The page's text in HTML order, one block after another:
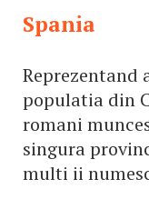
Spania
Reprezentand
populatia din
romani
singura
multi ii